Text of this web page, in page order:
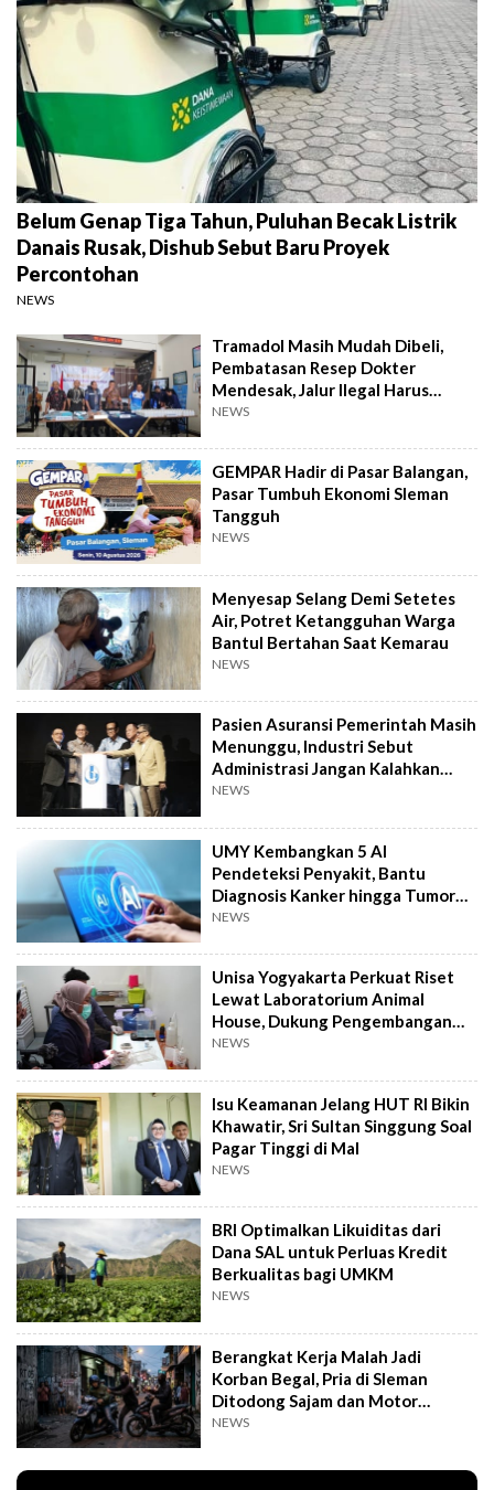
Belum Genap Tiga Tahun, Puluhan Becak Listrik
Danais Rusak, Dishub Sebut Baru Proyek
Percontohan
NEWS
Tramadol Masih Mudah Dibeli,
Pembatasan Resep Dokter
Mendesak, Jalur Ilegal Harus
Distop
NEWS
GEMPAR Hadir di Pasar Balangan,
Pasar Tumbuh Ekonomi Sleman
Tangguh
NEWS
Menyesap Selang Demi Setetes
Air, Potret Ketangguhan Warga
Bantul Bertahan Saat Kemarau
NEWS
Pasien Asuransi Pemerintah Masih
Menunggu, Industri Sebut
Administrasi Jangan Kalahkan
Kemanusiaan
NEWS
UMY Kembangkan 5 AI
Pendeteksi Penyakit, Bantu
Diagnosis Kanker hingga Tumor
Otak Lebih Cepat
NEWS
Unisa Yogyakarta Perkuat Riset
Lewat Laboratorium Animal
House, Dukung Pengembangan
Kandidat Obat
NEWS
Isu Keamanan Jelang HUT RI Bikin
Khawatir, Sri Sultan Singgung Soal
Pagar Tinggi di Mal
NEWS
BRI Optimalkan Likuiditas dari
Dana SAL untuk Perluas Kredit
Berkualitas bagi UMKM
NEWS
Berangkat Kerja Malah Jadi
Korban Begal, Pria di Sleman
Ditodong Sajam dan Motor
Digasak
NEWS